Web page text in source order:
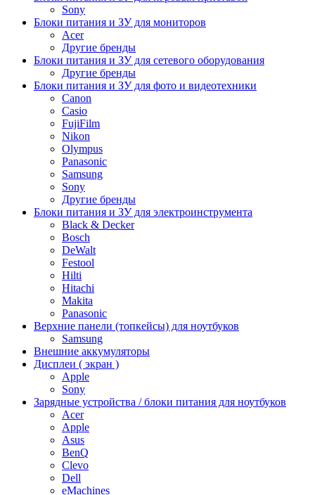
Sony
Блоки питания и ЗУ для мониторов
Acer
Другие бренды
Блоки питания и ЗУ для сетевого оборудования
Другие бренды
Блоки питания и ЗУ для фото и видеотехники
Canon
Casio
FujiFilm
Nikon
Olympus
Panasonic
Samsung
Sony
Другие бренды
Блоки питания и ЗУ для электроинструмента
Black & Decker
Bosch
DeWalt
Festool
Hilti
Hitachi
Makita
Panasonic
Верхние панели (топкейсы) для ноутбуков
Samsung
Внешние аккумуляторы
Дисплеи ( экран )
Apple
Sony
Зарядные устройства / блоки питания для ноутбуков
Acer
Apple
Asus
BenQ
Clevo
Dell
eMachines